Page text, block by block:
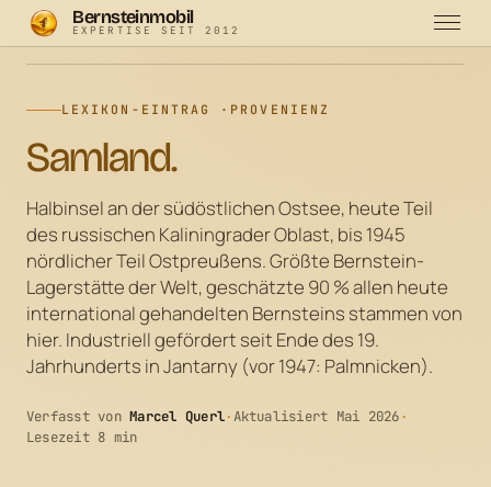
Bernsteinmobil
EXPERTISE SEIT 2012
Bernsteinmobil · Lexikon ·
LEXIKON-EINTRAG · PROVENIENZ
Samland.
Halbinsel an der südöstlichen Ostsee, heute Teil
des russischen Kaliningrader Oblast, bis 1945
nördlicher Teil Ostpreußens. Größte Bernstein-
Lagerstätte der Welt, geschätzte 90 % allen heute
international gehandelten Bernsteins stammen von
hier. Industriell gefördert seit Ende des 19.
Jahrhunderts in Jantarny (vor 1947: Palmnicken).
Verfasst vonMarcel Querl·Aktualisiert Mai 2026·
Lesezeit 8 min